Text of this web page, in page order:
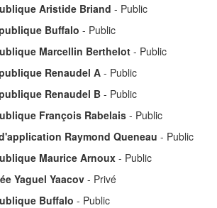
Aristide Briand - Public
Buffalo - Public
Marcellin Berthelot - Public
Renaudel A - Public
Renaudel B - Public
François Rabelais - Public
Raymond Queneau - Public
Maurice Arnoux - Public
Yaguel Yaacov - Privé
Buffalo - Public